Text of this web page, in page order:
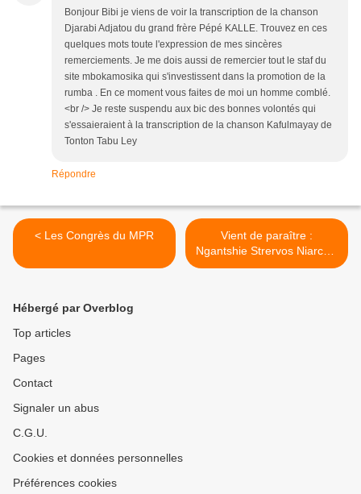
Bonjour Bibi je viens de voir la transcription de la chanson
Djarabi Adjatou du grand frère Pépé KALLE. Trouvez en ces
quelques mots toute l'expression de mes sincères
remerciements. Je me dois aussi de remercier tout le staf du
site mbokamosika qui s'investissent dans la promotion de la
rumba . En ce moment vous faites de moi un homme comblé.
<br /> Je reste suspendu aux bic des bonnes volontés qui
s'essaieraient à la transcription de la chanson Kafulmayay de
Tonton Tabu Ley
Répondre
< Les Congrès du MPR
Vient de paraître :
Ngantshie Strervos Niarcos,
étude sur la sape et la
Hébergé par Overblog
Top articles
Pages
Contact
Signaler un abus
C.G.U.
Cookies et données personnelles
Préférences cookies